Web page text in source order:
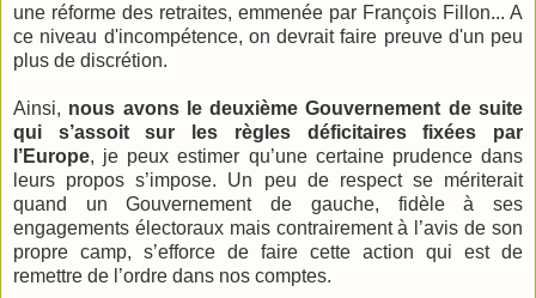
une réforme des retraites, emmenée par François Fillon... A
ce niveau d'incompétence, on devrait faire preuve d'un peu
plus de discrétion.
Ainsi, nous avons le deuxième Gouvernement de suite
qui s’assoit sur les règles déficitaires fixées par
l’Europe, je peux estimer qu’une certaine prudence dans
leurs propos s’impose. Un peu de respect se mériterait
quand un Gouvernement de gauche, fidèle à ses
engagements électoraux mais contrairement à l’avis de son
propre camp, s’efforce de faire cette action qui est de
remettre de l’ordre dans nos comptes.